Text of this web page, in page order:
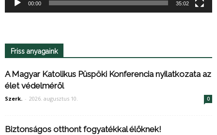
00:00 35:02
Friss anyagaink
A Magyar Katolikus Püspöki Konferencia nyilatkozata az
élet védelméről
Szerk. - 2026. augusztus 10. 0
Biztonságos otthont fogyatékkal élőknek!